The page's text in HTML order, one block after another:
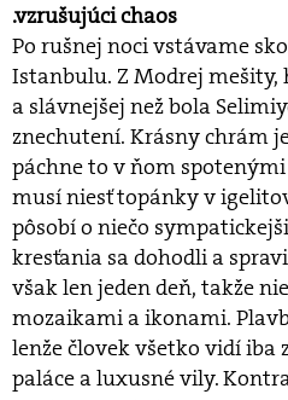
.vzrušujúci chaos
Po rušnej noci vstávame
Istanbulu. Z Modrej mešity,
a slávnejšej než bola
znechutení. Krásny chrám
páchne to v ňom
musí niesť topánky v
pôsobí o niečo
kresťania sa dohodli a
však len jeden deň, takže
mozaikami a ikonami.
lenže človek všetko vidí iba
paláce a luxusné vily.